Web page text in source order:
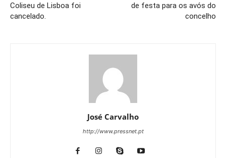
Coliseu de Lisboa foi
cancelado.
de festa para os avós do
concelho
José Carvalho
http://www.pressnet.pt